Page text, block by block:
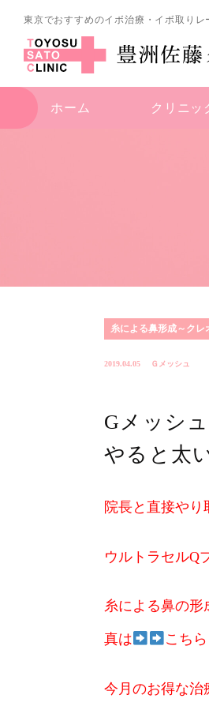
東京でおすすめのイボ治療・イボ取りレ
ホーム クリニッ
糸による鼻形成～ク
2019.04.05 Ｇメッシュ
Gメッシ
やると太
院長と直接や
ウルトラセルQ
糸による鼻の
真は こち
今月のお得な治